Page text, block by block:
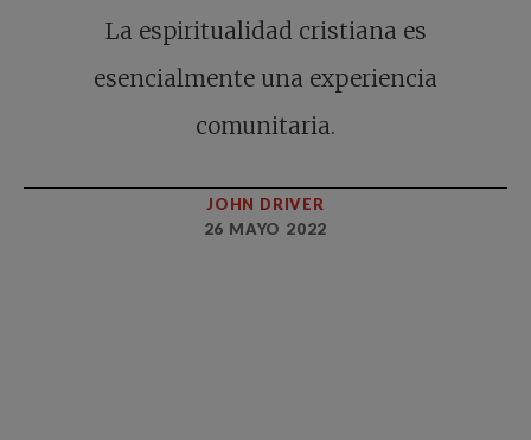
La espiritualidad cristiana es
esencialmente una experiencia
comunitaria.
JOHN DRIVER
26 MAYO 2022